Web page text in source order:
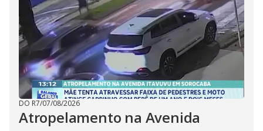
DO R7/07/08/2026
Atropelamento na Avenida